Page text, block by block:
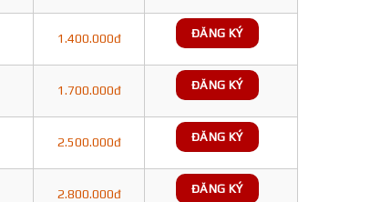
1.400.000đ ĐĂNG KÝ
1.700.000đ ĐĂNG KÝ
2.500.000đ ĐĂNG KÝ
2.800.000đ ĐĂNG KÝ